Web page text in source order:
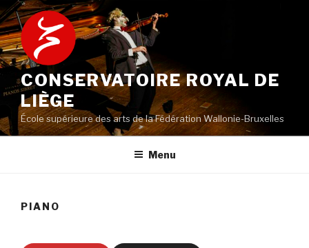
Aller
au
contenu
principal
CONSERVATOIRE ROYAL DE
LIÈGE
École supérieure des arts de la Fédération Wallonie-Bruxelles
Menu
PIANO